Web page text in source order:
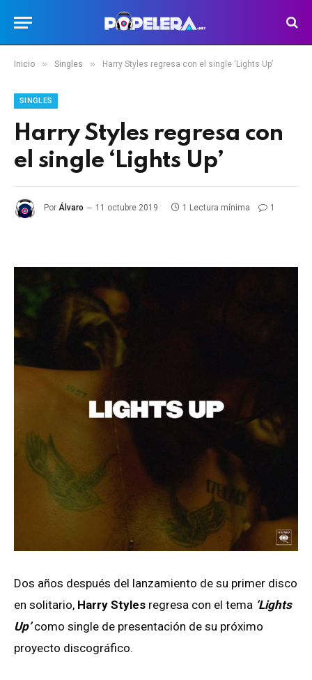
Inicio » Singles » Harry Styles regresa con el single ‘Lights Up’
SINGLES
Harry Styles regresa con
el single ‘Lights Up’
Por Álvaro 11 octubre 2019 1 Lectura mínima 1
Dos años después del lanzamiento de su primer disco
en solitario, Harry Styles regresa con el tema ‘Lights
Up’como single de presentación de su próximo
proyecto discográfico.